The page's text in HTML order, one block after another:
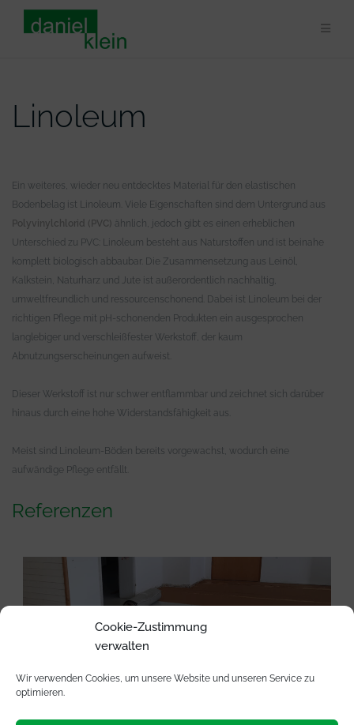
Cookie-Zustimmung
verwalten
Wir verwenden Cookies, um unsere Website und unseren Service zu
optimieren.
Linoleum
Ein weiteres, wieder neu entdecktes Material für den elastischen
Bodenbelag ist Linoleum. Viele Eigenschaften sind dem Untergrund aus
Polyvinylchlorid (PVC) ähnlich, jedoch gibt es einen erheblichen
Unterschied zu PVC: Linoleum besteht aus Naturstoffen und ist beinahe
komplett biologisch abbaubar. Die Zusammensetzung aus Leinöl,
Kalkstein, Naturharz und Jute ist außerordentlich nachhaltig,
umweltfreundlich und ressourcenschonend. Dabei ist Linoleum bei der
richtigen Pflege mit pH-schonenden Produkten ein ausgesprochen
langlebiger und verschleißfester Werkstoff, der kaum
Abnutzungserscheinungen aufweist.
Dieser Werkstoff ist nur schwer entflammbar und zeichnet sich darüber
hinaus durch eine hohe Widerstandsfähigkeit aus.
Meist sind Linoleum-Böden bereits vorgewachst, wodurch eine
aufwändige Pflege entfällt.
Referenzen